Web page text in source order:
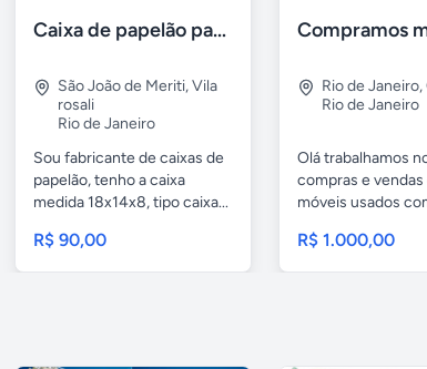
Caixa de papelão para sedex
São João de Meriti,Vila
rosali
Rio de Janeiro
Sou fabricante de caixas de
papelão, tenho a caixa
medida 18x14x8, tipo caixa...
R$ 90,00
Rio de Janeiro,
Rio de Janeiro
Olá trabalhamos
compras e vendas
móveis usados
R$ 1.000,00